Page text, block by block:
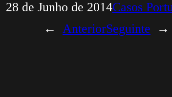
28 de Junho de 2014Casos
←
AnteriorSeguinte →